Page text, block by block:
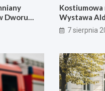
Dworu
Kostiumowa
Wystawa
7 sierpnia